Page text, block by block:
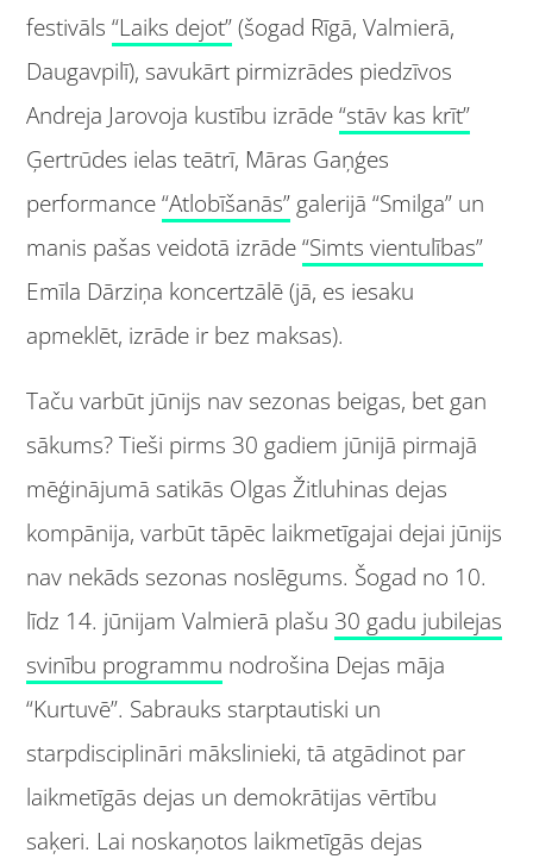
festivāls“Laiks dejot”(šogad Rīgā, Valmierā,
Daugavpilī), savukārt pirmizrādes piedzīvos
Andreja Jarovoja kustību izrāde“stāv kas krīt”
Ģertrūdes ielas teātrī, Māras Gaņģes
performance“Atlobīšanās” galerijā “Smilga” un
manis pašas veidotā izrāde“Simts vientulības”
Emīla Dārziņa koncertzālē (jā, es iesaku
apmeklēt, izrāde ir bez maksas).
Taču varbūt jūnijs nav sezonas beigas, bet gan
sākums? Tieši pirms 30 gadiem jūnijā pirmajā
mēģinājumā satikās Olgas Žitluhinas dejas
kompānija, varbūt tāpēc laikmetīgajai dejai jūnijs
nav nekāds sezonas noslēgums. Šogad no 10.
līdz 14. jūnijam Valmierā plašu 30 gadu jubilejas
svinību programmu nodrošina Dejas māja
“Kurtuvē”. Sabrauks starptautiski un
starpdisciplināri mākslinieki, tā atgādinot par
laikmetīgās dejas un demokrātijas vērtību
saķeri. Lai noskaņotos laikmetīgās dejas